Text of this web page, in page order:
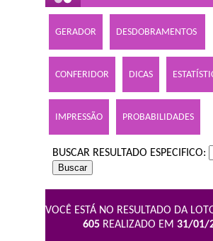
GERADOR DESDOBRAMENTOS
CONFERIDOR DICAS
IMPRESSÃO PROBABILIDADES
BUSCAR RESULTADO ESPECIFICO:
VOCÊ ESTÁ NO RESULTADO DA
605 REALIZADO EM 31/01/